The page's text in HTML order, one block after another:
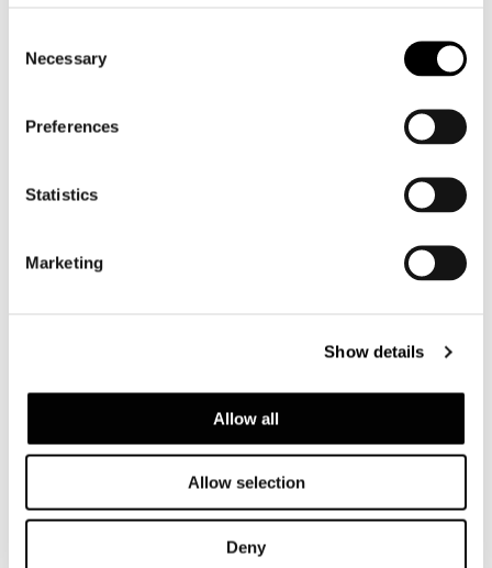
Selection
Necessary
Preferences
Statistics
Marketing
Show details
Allow all
Allow selection
Deny